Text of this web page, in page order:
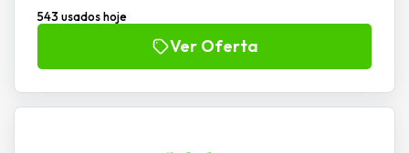
543 usados hoje
Ver Oferta